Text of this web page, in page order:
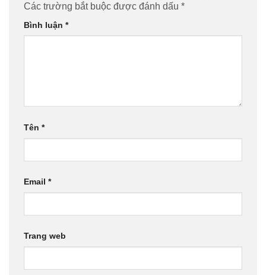
Các trường bắt buộc được đánh dấu *
Bình luận *
Tên *
Email *
Trang web